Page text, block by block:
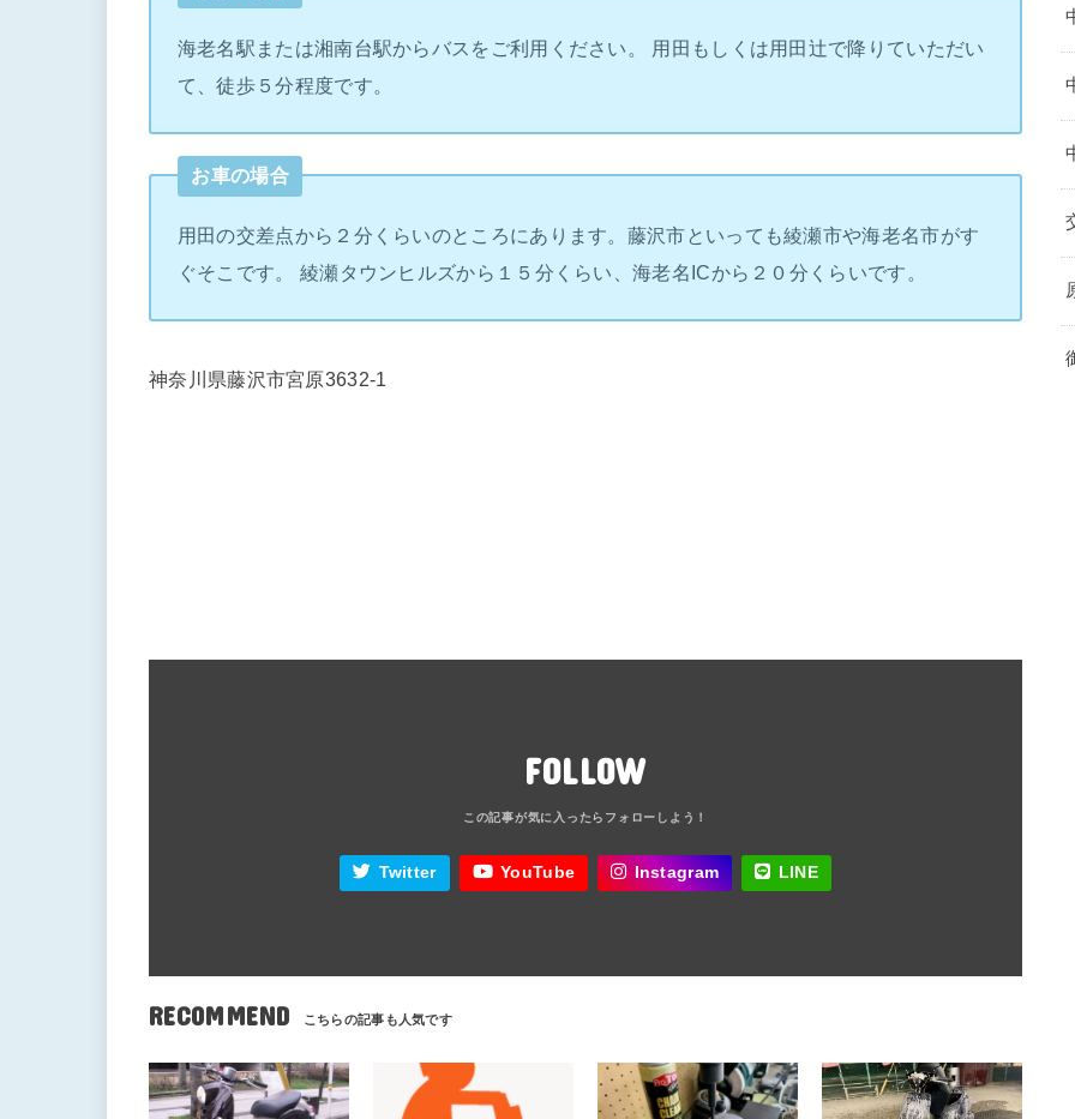
海老名駅または湘南台駅からバスをご利用ください。 用田もしくは用田辻で降りていただい
て、徒歩５分程度です。
お車の場合
用田の交差点から２分くらいのところにあります。藤沢市といっても綾瀬市や海老名市がす
ぐそこです。 綾瀬タウンヒルズから１５分くらい、海老名ICから２０分くらいです。
神奈川県藤沢市宮原3632-1
FOLLOW
Twitter YouTube Instagram LINE
RECOMMEND